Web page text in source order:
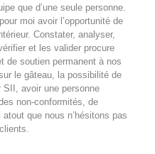
que d’une seule personne.
moi avoir l’opportunité de
Constater, analyser,
et les valider procure
de soutien permanent à nos
le gâteau, la possibilité de
SII, avoir une personne
non-conformités, de
que nous n’hésitons pas